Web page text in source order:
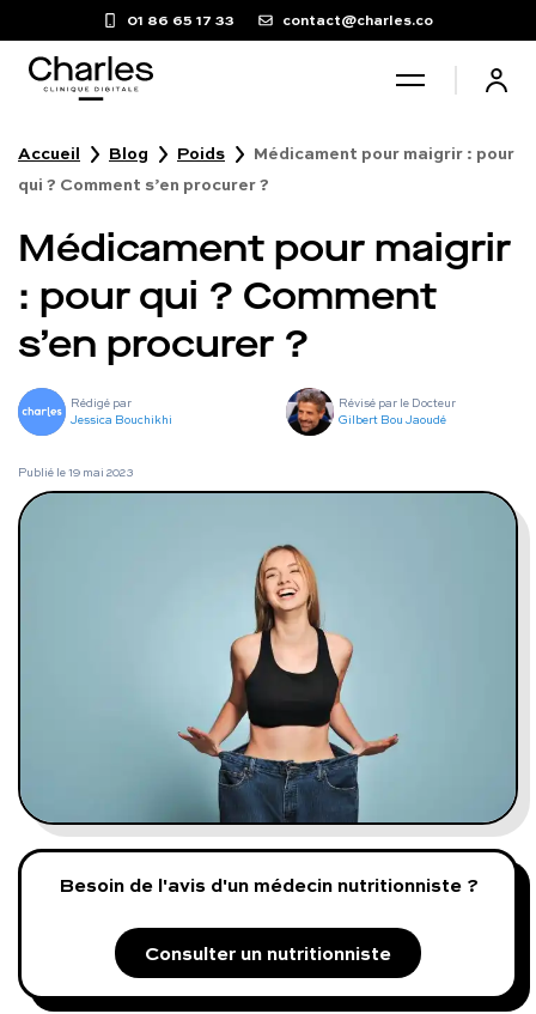
01 86 65 17 33 contact@charles.co
Santé sexuelle
Poids
Troubles du sommeil
Fertilité masculine
Chute de cheveux
Notre approche médicale
Prenez soin de vous :
Accueil Blog Poids
Médicament pour maigrir : pour
qui ? Comment s’en procurer ?
Médicament pour maigrir
: pour qui ? Comment
s’en procurer ?
Rédigé par
Jessica Bouchikhi
Révisé par le Docteur
Gilbert Bou Jaoudé
Publié le19 mai 2023
Besoin de l'avis d'un médecin nutritionniste ?
Consulter un nutritionniste